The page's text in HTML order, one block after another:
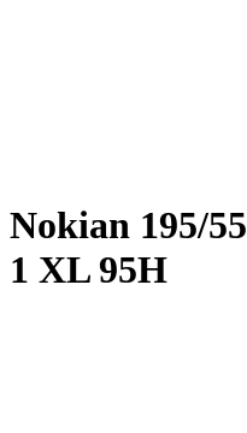
Nokian 195/
1 XL 95H